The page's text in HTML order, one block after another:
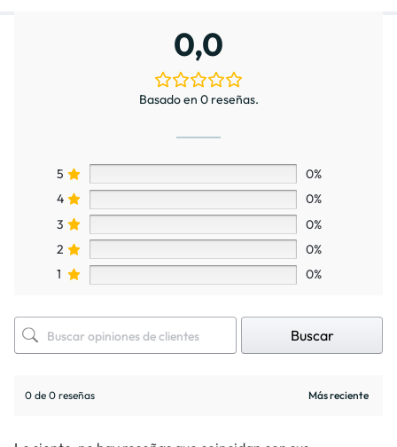
0,0
Basado en 0 reseñas.
5
0%
4
0%
3
0%
2
0%
1
0%
Buscar
0 de 0 reseñas